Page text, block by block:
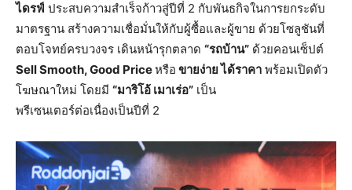
ไดรฟ์ ประสบความสำเร็จก้าวสู่ปีที่ 2 กับพันธกิจในการยกระดับ
มาตรฐาน สร้างความเชื่อมั่นให้กับผู้ซื้อและผู้ขาย ด้วยโซลูชันที่
ตอบโจทย์ครบวงจร เดินหน้ารุกตลาด “รถบ้าน” ด้วยคอนเซ็ปต์
Sell Smooth, Good Priceหรือ ขายง่าย ได้ราคา พร้อมเปิดตัว
โฆษณาใหม่ โดยมี “มาริโอ้ เมาเร่อ” เป็น
พรีเซนเตอร์ต่อเนื่องเป็นปีที่ 2